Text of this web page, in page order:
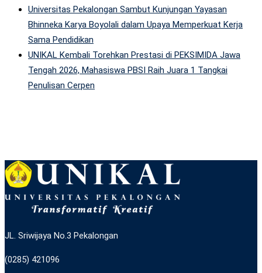
Universitas Pekalongan Sambut Kunjungan Yayasan
Bhinneka Karya Boyolali dalam Upaya Memperkuat Kerja
Sama Pendidikan
UNIKAL Kembali Torehkan Prestasi di PEKSIMIDA Jawa
Tengah 2026, Mahasiswa PBSI Raih Juara 1 Tangkai
Penulisan Cerpen
JL. Sriwijaya No.3 Pekalongan
(0285) 421096